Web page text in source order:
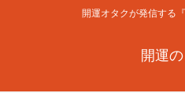
開運オタクが発信する
開運